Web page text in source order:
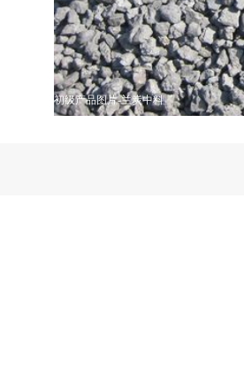
初级产品图片-兰炭中料